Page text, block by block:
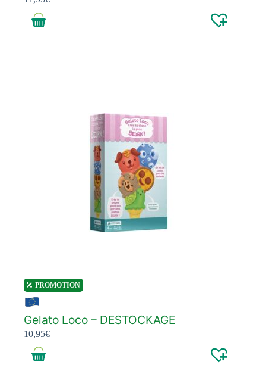
PROMOTION
Gelato Loco – DESTOCKAGE
10,95€